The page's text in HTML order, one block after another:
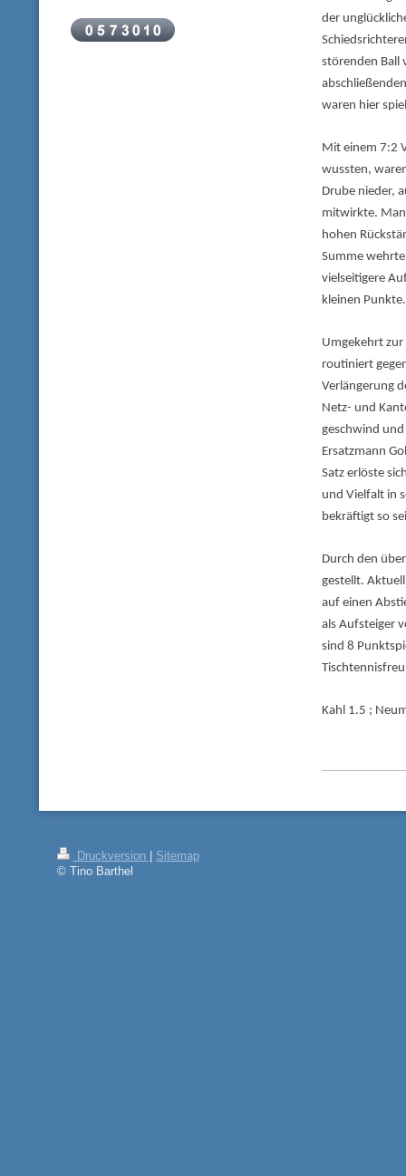
der
störenden Ball
waren hier
Mit einem 7:2
wussten,
Drube nieder,
mitwirkte.
hohen
Summe
vielseitigere
kleinen
Umgekehrt zur
routiniert
Verlängerung
Netz- und
geschwind
Ersatzmann
Satz erlöste
und Vielfalt in
bekräftigt so
Durch den
gestellt.
auf einen
als Aufsteiger
sind 8
Kahl 1.5 ;
Druckversion
Sitemap
© Tino Barthel